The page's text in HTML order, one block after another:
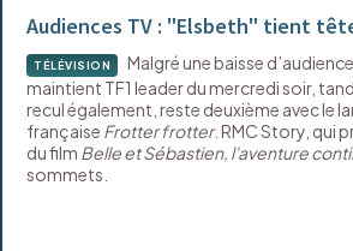
Audiences TV : "Elsbeth" tient
TÉLÉVISION
Malgré une baisse
maintient TF1 leader du mercredi soir,
recul également, reste deuxième avec le
française Frotter frotter. RMC Story, qui
du film Belle et Sébastien, l'aventure
sommets.